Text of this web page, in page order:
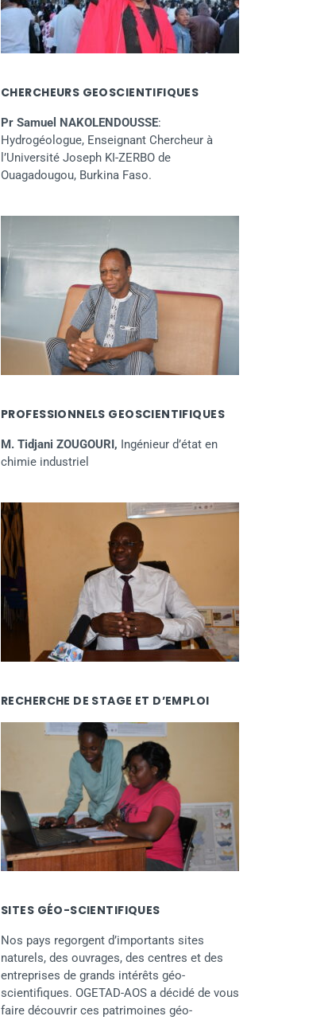
CHERCHEURS GEOSCIENTIFIQUES
Pr Samuel NAKOLENDOUSSE:
Hydrogéologue, Enseignant Chercheur à
l’Université Joseph KI-ZERBO de
Ouagadougou, Burkina Faso.
PROFESSIONNELS GEOSCIENTIFIQUES
M. Tidjani ZOUGOURI, Ingénieur d’état en
chimie industriel
RECHERCHE DE STAGE ET D’EMPLOI
SITES GÉO-SCIENTIFIQUES
Nos pays regorgent d’importants sites
naturels, des ouvrages, des centres et des
entreprises de grands intérêts géo-
scientifiques. OGETAD-AOS a décidé de vous
faire découvrir ces patrimoines géo-